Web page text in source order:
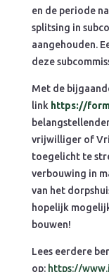
en de periode
splitsing in
aangehouden.
deze
Met de
link https://
vrijwilliger of
toegelicht te
verbouwing in
van het
hopelijk
bouwen!
Lees eerdere
op: https://